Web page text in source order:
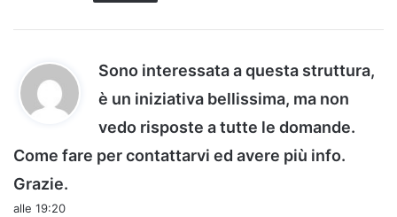
Sono interessata a questa struttura,
è un iniziativa bellissima, ma non
vedo risposte a tutte le domande.
Come fare per contattarvi ed avere più info.
Grazie.
alle 19:20